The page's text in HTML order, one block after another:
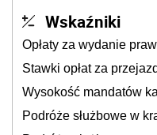
Wskaźniki
Opłaty za wydanie
Stawki opłat za
Wysokość mandatów
Podróże służbowe w